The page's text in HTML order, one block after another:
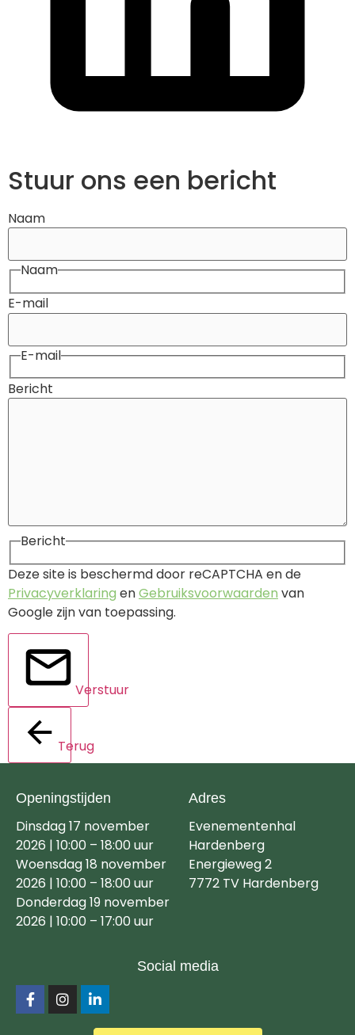
Stuur ons een bericht
Naam
Naam
E-mail
E-mail
Bericht
Bericht
Deze site is beschermd door reCAPTCHA en de
Privacyverklaring enGebruiksvoorwaarden van
Google zijn van toepassing.
Verstuur
Terug
Openingstijden
Dinsdag 17 november
2026 | 10:00 – 18:00 uur
Woensdag 18 november
2026 | 10:00 – 18:00 uur
Donderdag 19 november
2026 | 10:00 – 17:00 uur
Adres
Evenementenhal
Hardenberg
Energieweg 2
7772 TV Hardenberg
Social media